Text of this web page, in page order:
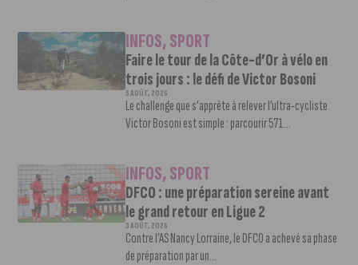
INFOS,SPORT
Faire le tour de la Côte-d’Or à vélo en
trois jours : le défi de Victor Bosoni
5 AOÛT, 2026
Le challenge que s’apprête à relever l’ultra-cycliste
Victor Bosoni est simple : parcourir 571...
INFOS,SPORT
DFCO : une préparation sereine avant
le grand retour en Ligue 2
3 AOÛT, 2026
Contre l’AS Nancy Lorraine, le DFCO a achevé sa phase
de préparation par un...